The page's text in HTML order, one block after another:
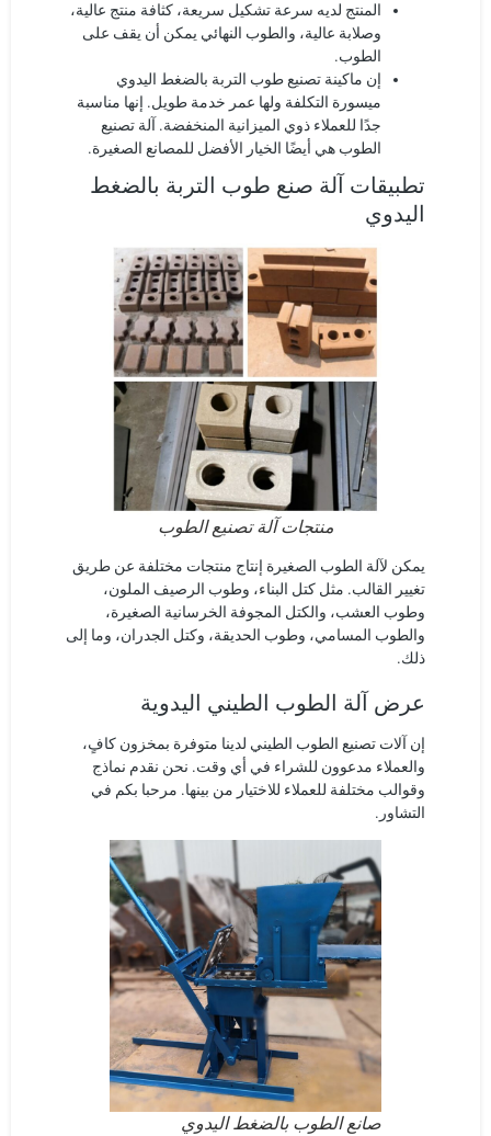
المنتج لديه سرعة تشكيل سريعة، كثافة منتج عالية،
وصلابة عالية، والطوب النهائي يمكن أن يقف على
الطوب.
إن ماكينة تصنيع طوب التربة بالضغط اليدوي
ميسورة التكلفة ولها عمر خدمة طويل. إنها مناسبة
جدًا للعملاء ذوي الميزانية المنخفضة. آلة تصنيع
الطوب هي أيضًا الخيار الأفضل للمصانع الصغيرة.
تطبيقات آلة صنع طوب التربة بالضغط
اليدوي
منتجات آلة تصنيع الطوب
يمكن لآلة الطوب الصغيرة إنتاج منتجات مختلفة عن طريق
تغيير القالب. مثل كتل البناء، وطوب الرصيف الملون،
وطوب العشب، والكتل المجوفة الخرسانية الصغيرة،
والطوب المسامي، وطوب الحديقة، وكتل الجدران، وما إلى
ذلك.
عرض آلة الطوب الطيني اليدوية
إن آلات تصنيع الطوب الطيني لدينا متوفرة بمخزون كافٍ،
والعملاء مدعوون للشراء في أي وقت. نحن نقدم نماذج
وقوالب مختلفة للعملاء للاختيار من بينها. مرحبا بكم في
التشاور.
صانع الطوب بالضغط اليدوي